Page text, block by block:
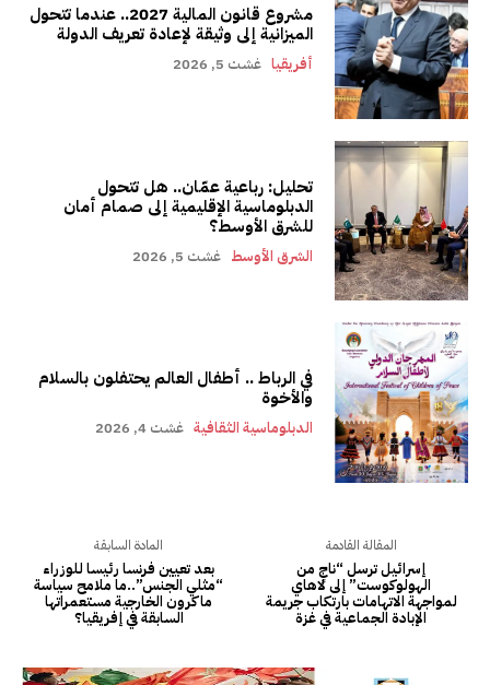
مشروع قانون المالية 2027.. عندما تتحول
الميزانية إلى وثيقة لإعادة تعريف الدولة
أفريقيا غشت 5, 2026
تحليل: رباعية عمّان.. هل تتحول
الدبلوماسية الإقليمية إلى صمام أمان
للشرق الأوسط؟
الشرق الأوسط غشت 5, 2026
في الرباط .. أطفال العالم يحتفلون بالسلام
والأخوة
الدبلوماسية الثقافية غشت 4, 2026
المادة السابقة
بعد تعيين فرنسا رئيسا للوزراء
“مثلي الجنس”..ما ملامح سياسة
ماكرون الخارجية مستعمراتها
السابقة في إفريقيا؟
المقالة القادمة
إسرائيل ترسل “ناجٍ من
الهولوكوست” إلى لاهاي
لمواجهة الاتهامات بارتكاب جريمة
الإبادة الجماعية في غزة